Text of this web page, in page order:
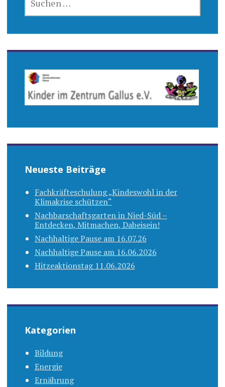
NACH:
Neueste Beiträge
Fachkräfteschulung „Kindeswohl in der
Klimakrise schützen“
Nachbarschaftsgarten in Nied-Süd –
Entdecken, Mitmachen, Dabeisein!
Nachhaltige Pause am 16.07.26
Nachhaltige Pause am 16.06.2026
Hitzeaktionstag 11.06.2026
Kategorien
Bildung
Energie
Ernährung